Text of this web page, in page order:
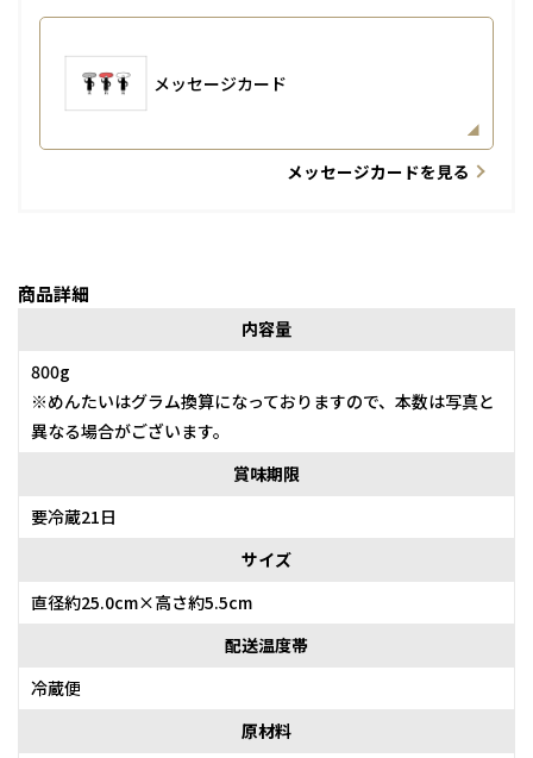
メッセージカード
メッセージカードを見る
商品詳細
内容量
800g
※めんたいはグラム換算になっておりますので、本数は写真と
異なる場合がございます。
賞味期限
要冷蔵21日
サイズ
直径約25.0cm×高さ約5.5cm
配送温度帯
冷蔵便
原材料